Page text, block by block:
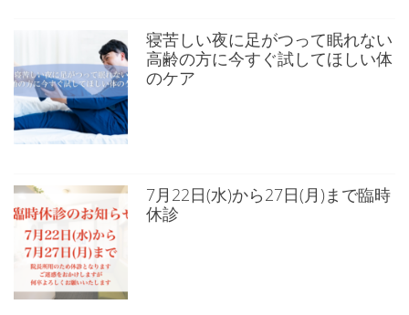
寝苦しい夜に足がつって眠れない
高齢の方に今すぐ試してほしい体
のケア
7月22日(水)から27日(月)まで臨時
休診